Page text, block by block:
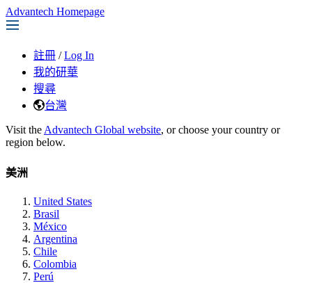
Advantech Homepage
註冊 / Log In
我的研華
搜尋
台灣
Visit the Advantech Global website, or choose your country or
region below.
美洲
United States
Brasil
México
Argentina
Chile
Colombia
Perú